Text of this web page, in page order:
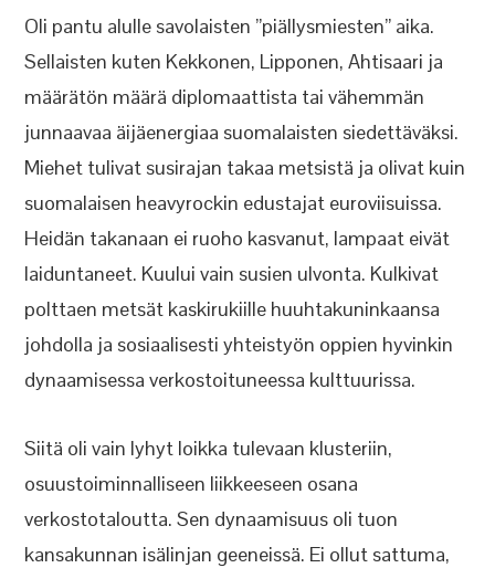
Oli pantu alulle savolaisten ”piällysmiesten” aika.
Sellaisten kuten Kekkonen, Lipponen, Ahtisaari ja
määrätön määrä diplomaattista tai vähemmän
junnaavaa äijäenergiaa suomalaisten siedettäväksi.
Miehet tulivat susirajan takaa metsistä ja olivat kuin
suomalaisen heavyrockin edustajat euroviisuissa.
Heidän takanaan ei ruoho kasvanut, lampaat eivät
laiduntaneet. Kuului vain susien ulvonta. Kulkivat
polttaen metsät kaskirukiille huuhtakuninkaansa
johdolla ja sosiaalisesti yhteistyön oppien hyvinkin
dynaamisessa verkostoituneessa kulttuurissa.
Siitä oli vain lyhyt loikka tulevaan klusteriin,
osuustoiminnalliseen liikkeeseen osana
verkostotaloutta. Sen dynaamisuus oli tuon
kansakunnan isälinjan geeneissä. Ei ollut sattuma,